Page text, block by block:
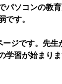
パソコンの教
です。
ージです。先生
学習が始まり